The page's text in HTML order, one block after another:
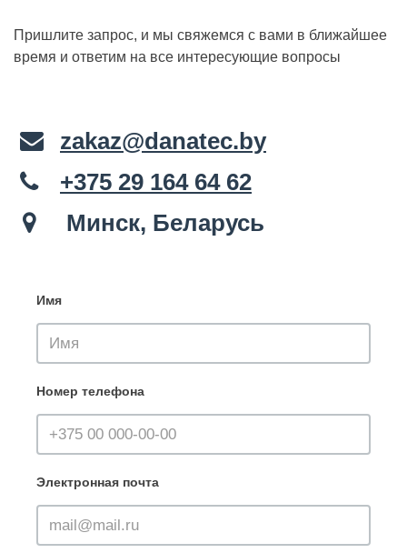
Пришлите запрос, и мы свяжемся с вами в ближайшее
время и ответим на все интересующие вопросы
zakaz@danatec.by
+375 29 164 64 62
Минск, Беларусь
Имя
Номер телефона
Электронная почта